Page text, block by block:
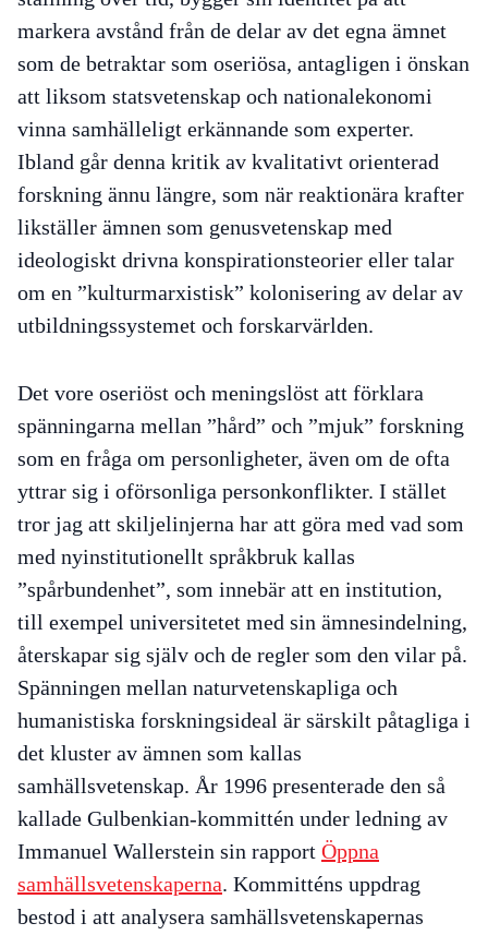
markera avstånd från de delar av det egna ämnet
som de betraktar som oseriösa, antagligen i önskan
att liksom statsvetenskap och nationalekonomi
vinna samhälleligt erkännande som experter.
Ibland går denna kritik av kvalitativt orienterad
forskning ännu längre, som när reaktionära krafter
likställer ämnen som genusvetenskap med
ideologiskt drivna konspirationsteorier eller talar
om en ”kulturmarxistisk” kolonisering av delar av
utbildningssystemet och forskarvärlden.
Det vore oseriöst och meningslöst att förklara
spänningarna mellan ”hård” och ”mjuk” forskning
som en fråga om personligheter, även om de ofta
yttrar sig i oförsonliga personkonflikter. I stället
tror jag att skiljelinjerna har att göra med vad som
med nyinstitutionellt språkbruk kallas
”spårbundenhet”, som innebär att en institution,
till exempel universitetet med sin ämnesindelning,
återskapar sig själv och de regler som den vilar på.
Spänningen mellan naturvetenskapliga och
humanistiska forskningsideal är särskilt påtagliga i
det kluster av ämnen som kallas
samhällsvetenskap. År 1996 presenterade den så
kallade Gulbenkian-kommittén under ledning av
Immanuel Wallerstein sin rapport Öppna
samhällsvetenskaperna. Kommitténs uppdrag
bestod i att analysera samhällsvetenskapernas